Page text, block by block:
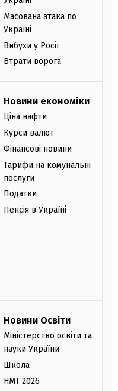
Масована атака по
Україні
Вибухи у Росії
Втрати ворога
Новини економіки
Ціна нафти
Курси валют
Фінансові новини
Тарифи на комунальні
послуги
Податки
Пенсія в Україні
Новини Освіти
Міністерство освіти та
науки України
Школа
НМТ 2026